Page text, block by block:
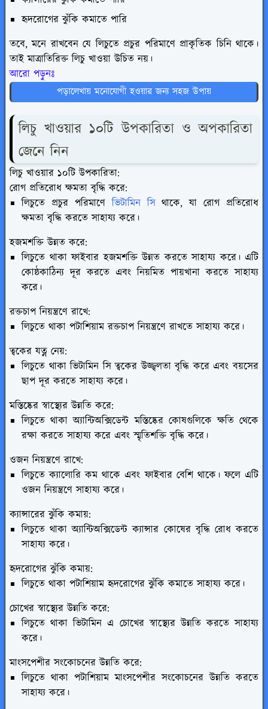
হৃদরোগের ঝুঁকি কমাতে পারি
তবে, মনে রাখবেন যে লিচুতে প্রচুর পরিমাণে প্রাকৃতিক চিনি থাকে।
তাই মাত্রাতিরিক্ত লিচু খাওয়া উচিত নয়।
আরো পড়ুনঃ
পড়ালেখায় মনোযোগী হওয়ার জন্য সহজ উপায়
লিচু খাওয়ার ১০টি উপকারিতা ও অপকারিতা
জেনে নিন
লিচু খাওয়ার ১০টি উপকারিতা:
রোগ প্রতিরোধ ক্ষমতা বৃদ্ধি করে:
লিচুতে প্রচুর পরিমাণেভিটামিন সিথাকে, যা রোগ প্রতিরোধ
ক্ষমতা বৃদ্ধি করতে সাহায্য করে।
হজমশক্তি উন্নত করে:
লিচুতে থাকা ফাইবার হজমশক্তি উন্নত করতে সাহায্য করে। এটি
কোষ্ঠকাঠিন্য দূর করতে এবং নিয়মিত পায়খানা করতে সাহায্য
করে।
রক্তচাপ নিয়ন্ত্রণে রাখে:
লিচুতে থাকা পটাশিয়াম রক্তচাপ নিয়ন্ত্রণে রাখতে সাহায্য করে।
ত্বকের যত্ন নেয়:
লিচুতে থাকা ভিটামিন সি ত্বকের উজ্জ্বলতা বৃদ্ধি করে এবং বয়সের
ছাপ দূর করতে সাহায্য করে।
মস্তিষ্কের স্বাস্থ্যের উন্নতি করে:
লিচুতে থাকা অ্যান্টিঅক্সিডেন্ট মস্তিষ্কের কোষগুলিকে ক্ষতি থেকে
রক্ষা করতে সাহায্য করে এবং স্মৃতিশক্তি বৃদ্ধি করে।
ওজন নিয়ন্ত্রণে রাখে:
লিচুতে ক্যালোরি কম থাকে এবং ফাইবার বেশি থাকে। ফলে এটি
ওজন নিয়ন্ত্রণে সাহায্য করে।
ক্যান্সারের ঝুঁকি কমায়:
লিচুতে থাকা অ্যান্টিঅক্সিডেন্ট ক্যান্সার কোষের বৃদ্ধি রোধ করতে
সাহায্য করে।
হৃদরোগের ঝুঁকি কমায়:
লিচুতে থাকা পটাশিয়াম হৃদরোগের ঝুঁকি কমাতে সাহায্য করে।
চোখের স্বাস্থ্যের উন্নতি করে:
লিচুতে থাকা ভিটামিন এ চোখের স্বাস্থ্যের উন্নতি করতে সাহায্য
করে।
মাংসপেশীর সংকোচনের উন্নতি করে:
লিচুতে থাকা পটাশিয়াম মাংসপেশীর সংকোচনের উন্নতি করতে
সাহায্য করে।